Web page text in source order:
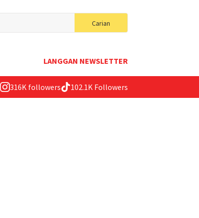
Carian
for:
LANGGAN NEWSLETTER
316K followers 102.1K Followers